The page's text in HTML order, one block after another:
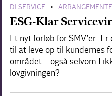
DI SERVICE •
ESG-Klar
Et nyt forløb for SMV’er.
til at leve op til kundernes
området – også selvom I
lovgivningen?